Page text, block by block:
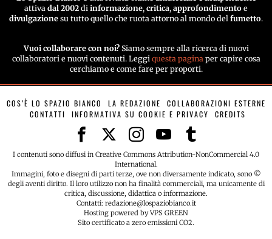
attiva dal 2002 di informazione, critica, approfondimento e
divulgazione su tutto quello che ruota attorno al mondo del fumetto.
Vuoi collaborare con noi? Siamo sempre alla ricerca di nuovi
collaboratori e nuovi contenuti. Leggi questa paginaper capire cosa
cerchiamo e come fare per proporti.
COS’È LO SPAZIO BIANCO LA REDAZIONE
COLLABORAZIONI ESTERNE
CONTATTI
INFORMATIVA SU COOKIE E PRIVACY CREDITS
I contenuti sono diffusi in Creative Commons Attribution-NonCommercial 4.0
International.
Immagini, foto e disegni di parti terze, ove non diversamente indicato, sono ©
degli aventi diritto. Il loro utilizzo non ha finalità commerciali, ma unicamente di
critica, discussione, didattica o informazione.
Contatti: redazione@lospaziobianco.it
Hosting powered by VPS GREEN
Sito certificato a zero emissioni CO2.